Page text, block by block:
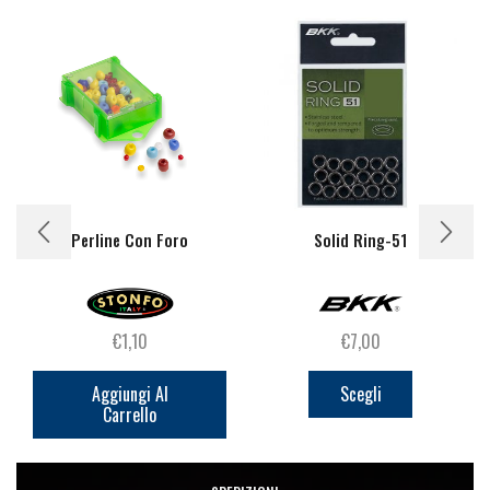
Perline Con Foro
€1,10
Aggiungi Al
Carrello
Solid Ring-51
€7,00
Scegli
Questo
ha
varianti.